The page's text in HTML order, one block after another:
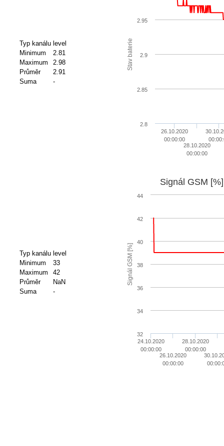
Typ kanálu level
Minimum
2.81
Maximum
2.98
Průměr
2.91
Suma
-
Stav baterie
26.10.2020
00:00:00
28.10.2020
00:00:00
2.8
2.85
2.9
2.95
Typ kanálu level
Minimum
33
Maximum
42
Průměr
NaN
Suma
-
Signál GSM [%]
Signál GSM [%]
26.10.2020
00:00:00
28.10.2020
00:00:00
24.10.2020
00:00:00
32
34
36
38
40
42
44